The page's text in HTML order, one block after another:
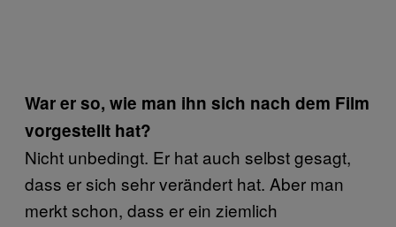
War er so, wie man ihn sich nach dem Film
vorgestellt hat?
Nicht unbedingt. Er hat auch selbst gesagt,
dass er sich sehr verändert hat. Aber man
merkt schon, dass er ein ziemlich